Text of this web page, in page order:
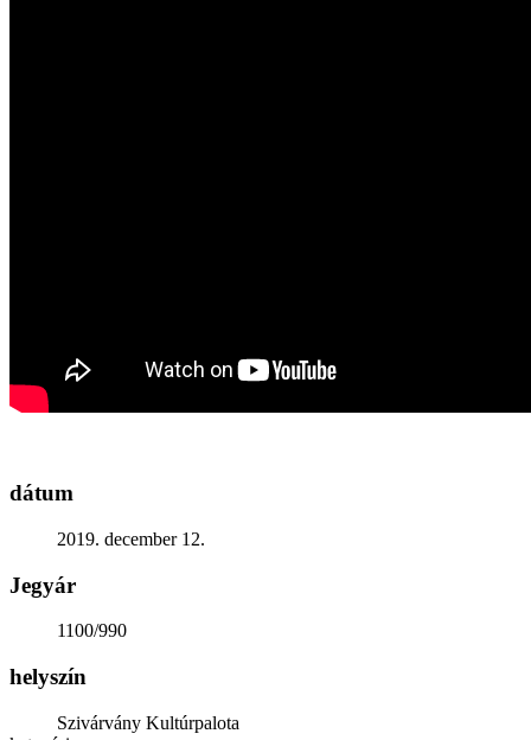
Adatkezelési tájékoztató
Rendezvényeinkről
dátum
2019. december 12.
Jegyár
1100/990
helyszín
Szivárvány Kultúrpalota